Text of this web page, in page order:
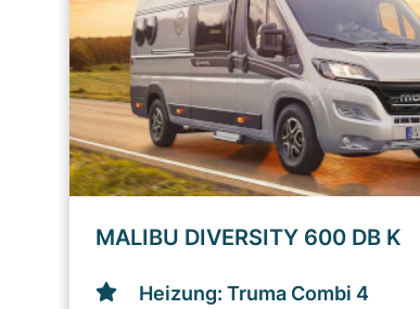
MALIBU DIVERSITY 600 DB K
Heizung: Truma Combi 4